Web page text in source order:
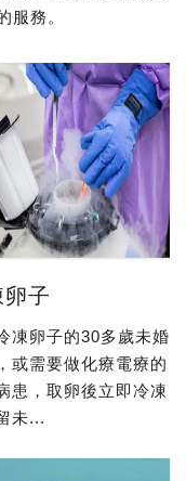
服務。
子
凍卵子的30多歲未婚
或需要做化療電療的
患，取卵後立即冷凍
未...